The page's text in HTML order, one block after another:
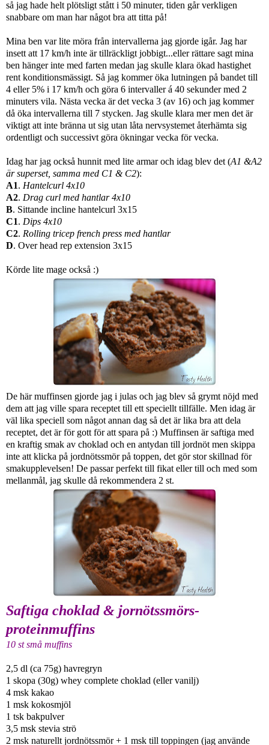
så jag hade helt plötsligt stått i 50 minuter, tiden går verkligen
snabbare om man har något bra att titta på!
Mina ben var lite möra från intervallerna jag gjorde igår. Jag har
insett att 17 km/h inte är tillräckligt jobbigt...eller rättare sagt mina
ben hänger inte med farten medan jag skulle klara ökad hastighet
rent konditionsmässigt. Så jag kommer öka lutningen på bandet till
4 eller 5% i 17 km/h och göra 6 intervaller á 40 sekunder med 2
minuters vila. Nästa vecka är det vecka 3 (av 16) och jag kommer
då öka intervallerna till 7 stycken. Jag skulle klara mer men det är
viktigt att inte bränna ut sig utan låta nervsystemet återhämta sig
ordentligt och successivt göra ökningar vecka för vecka.
Idag har jag också hunnit med lite armar och idag blev det (A1 &A2
är superset, samma med C1 & C2):
A1. Hantelcurl 4x10
A2. Drag curl med hantlar 4x10
B. Sittande incline hantelcurl 3x15
C1. Dips 4x10
C2. Rolling tricep french press med hantlar
D. Over head rep extension 3x15
Körde lite mage också :)
De här muffinsen gjorde jag i julas och jag blev så grymt nöjd med
dem att jag ville spara receptet till ett speciellt tillfälle. Men idag är
väl lika speciell som något annan dag så det är lika bra att dela
receptet, det är för gott för att spara på :) Muffinsen är saftiga med
en kraftig smak av choklad och en antydan till jordnöt men skippa
inte att klicka på jordnötssmör på toppen, det gör stor skillnad för
smakupplevelsen! De passar perfekt till fikat eller till och med som
mellanmål, jag skulle då rekommendera 2 st.
Saftiga choklad & jornötssmörs-
proteinmuffins
10 st små muffins
2,5 dl (ca 75g) havregryn
1 skopa (30g) whey complete choklad (eller vanilj)
4 msk kakao
1 msk kokosmjöl
1 tsk bakpulver
3,5 msk stevia strö
2 msk naturellt jordnötssmör + 1 msk till toppingen (jag använde